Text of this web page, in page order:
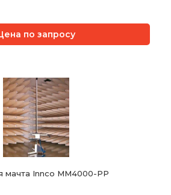
по запросу
мачта Innco MM4000-PP